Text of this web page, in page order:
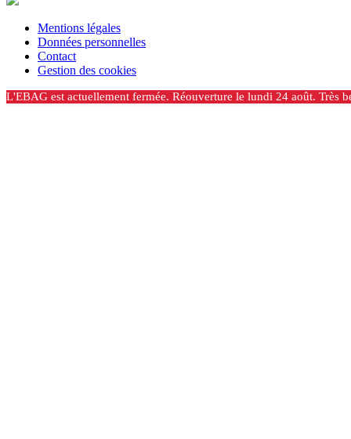
Mentions légales
Données personnelles
Contact
Gestion des cookies
L'EBAG est actuellement fermée. Réouverture le lundi 24 août. Très